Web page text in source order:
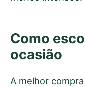
Como
ocasião
A melhor